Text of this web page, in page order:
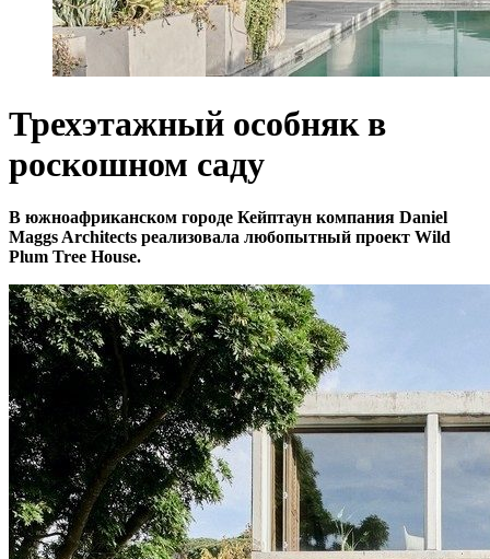
Трехэтажный особняк в
роскошном саду
В южноафриканском городе Кейптаун компания Daniel
Maggs Architects реализовала любопытный проект Wild
Plum Tree House.